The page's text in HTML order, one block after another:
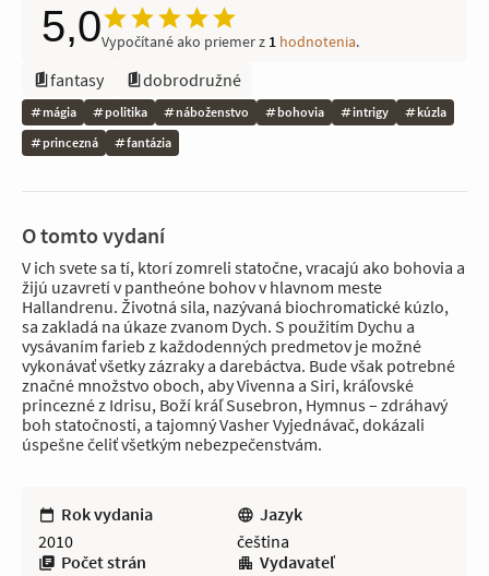
5,0Vypočítané ako priemer z 1 hodnotenia.
fantasy dobrodružné
mágia politika náboženstvo bohovia intrigy
kúzla
princezná
fantázia
O tomto vydaní
V ich svete sa tí, ktorí zomreli statočne, vracajú ako bohovia a
žijú uzavretí v pantheóne bohov v hlavnom meste
Hallandrenu. Životná sila, nazývaná biochromatické kúzlo,
sa zakladá na úkaze zvanom Dych. S použitím Dychu a
vysávaním farieb z každodenných predmetov je možné
vykonávať všetky zázraky a darebáctva. Bude však potrebné
značné množstvo oboch, aby Vivenna a Siri, kráľovské
princezné z Idrisu, Boží kráľ Susebron, Hymnus – zdráhavý
boh statočnosti, a tajomný Vasher Vyjednávač, dokázali
úspešne čeliť všetkým nebezpečenstvám.
Rok vydania
2010
Jazyk
čeština
Počet strán
Vydavateľ